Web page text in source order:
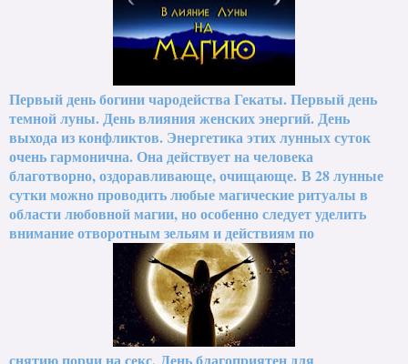
Первый день богини чародейства Гекаты. Первый день
темной луны. День влияния женских энергий. День
выхода из конфликтов. Энергетика этих лунных суток
очень гармонична. Она действует на человека
благотворно, оздоравливающе, очищающе. В 28 лунные
сутки можно проводить любые магические ритуалы в
области любовной магии, но особенно следует уделить
внимание отворотным зельям и действиям по